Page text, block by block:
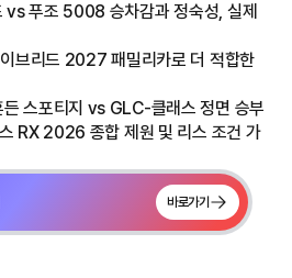
vs 푸조 5008 승차감과 정숙성, 실제
브리드 2027 패밀리카로 더 적합한
스포티지 vs GLC-클래스 정면 승부
RX 2026 종합 제원 및 리스 조건 가
바로가기